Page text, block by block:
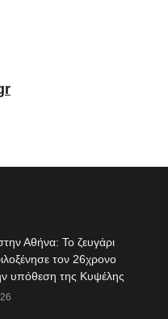
Αθήνα: Το ζευγάρι
τον 26χρονο
υπόθεση της Κυψέλης